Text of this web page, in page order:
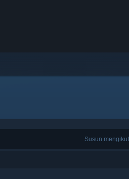
Susun mengikut